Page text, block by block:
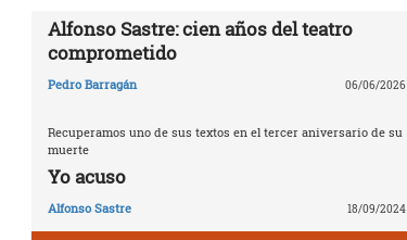
Alfonso Sastre: cien años del teatro
comprometido
Pedro Barragán 06/06/2026
Recuperamos uno de sus textos en el tercer aniversario de su
muerte
Yo acuso
Alfonso Sastre 18/09/2024